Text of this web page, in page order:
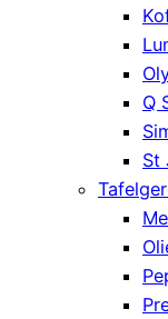
Q
St